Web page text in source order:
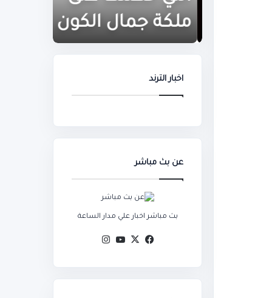
ملكة
الكون
ملكة جمال الكون
مباراة
اخبار الترند
عن بث مباشر
بث مباشر اخبار علي مدار الساعة
فيسبوك
‫X
‫YouTube